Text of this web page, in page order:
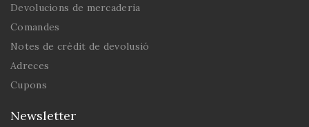
Devolucions de mercaderia
Comandes
Notes de crèdit de devolusió
Adreces
Cupons
Newsletter